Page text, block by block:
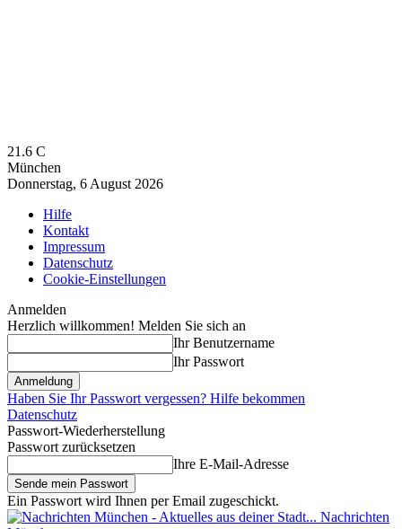
21.6 C
München
Donnerstag, 6 August 2026
Hilfe
Kontakt
Impressum
Datenschutz
Cookie-Einstellungen
Anmelden
Herzlich willkommen! Melden Sie sich an
Ihr Benutzername
Ihr Passwort
Haben Sie Ihr Passwort vergessen? Hilfe bekommen
Datenschutz
Passwort-Wiederherstellung
Passwort zurücksetzen
Ihre E-Mail-Adresse
Ein Passwort wird Ihnen per Email zugeschickt.
Nachrichten